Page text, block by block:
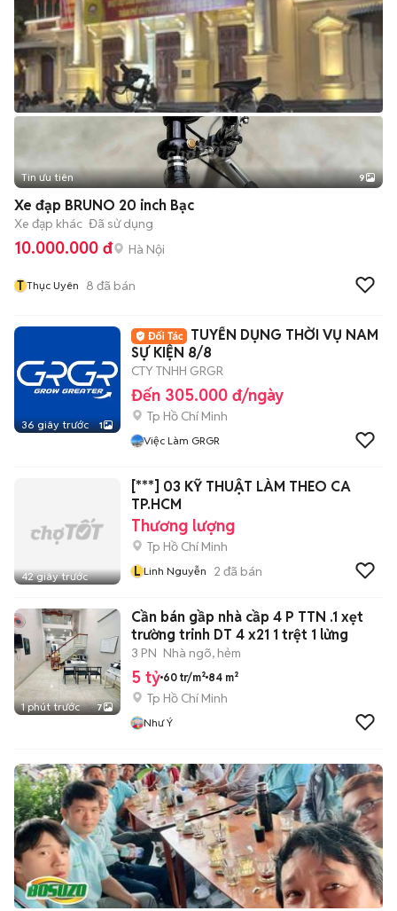
+2
Tin ưu tiên 9
Xe đạp BRUNO 20 inch Bạc
Xe đạp khác Đã sử dụng
10.000.000 đ Hà Nội
T Thục Uyên 8 đã bán
36 giây trước 1
TUYỂN DỤNG THỜI VỤ NAM
SỰ KIỆN 8/8
CTY TNHH GRGR
Đến 305.000 đ/ngày
Tp Hồ Chí Minh
Việc Làm GRGR
42 giây trước
[***] 03 KỸ THUẬT LÀM THEO CA
TP.HCM
Thương lượng
Tp Hồ Chí Minh
L Linh Nguyễn 2 đã bán
1 phút trước 7
Cần bán gầp nhà cầp 4 P TTN .1 xẹt
trường trinh DT 4 x21 1 trệt 1 lửng
3 PN Nhà ngõ, hẻm
5 tỷ 60 tr/m² 84 m²
Tp Hồ Chí Minh
Như Ý